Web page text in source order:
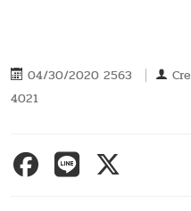
04/30/2020 2563
4021